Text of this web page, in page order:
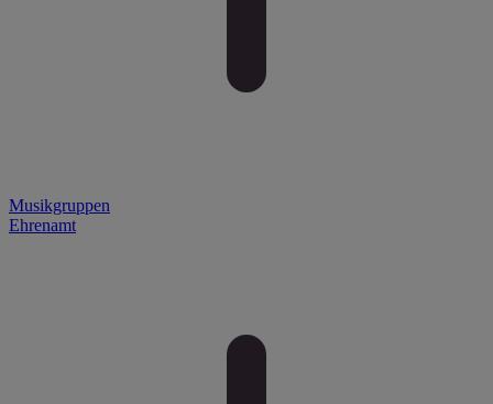
Musikgruppen
Ehrenamt